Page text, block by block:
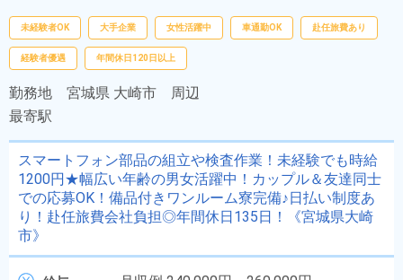
未経験者OK 大手企業 女性活躍中 車通勤OK 赴任旅費あり
経験者優遇 年間休日120日以上
勤務地 宮城県 大崎市 周辺
最寄駅
スマートフォン部品の組立や検査作業！未経験でも時給
1200円★幅広い年齢の男女活躍中！カップル＆友達同士
での応募OK！備品付きワンルーム寮完備♪日払い制度あ
り！赴任旅費会社負担◎年間休日135日！《宮城県大崎
市》